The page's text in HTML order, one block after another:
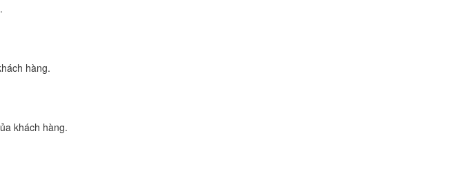
hàng.
khách hàng.